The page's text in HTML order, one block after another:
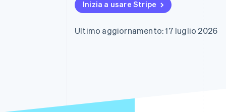
Financial Connections
Conti finanziari collegati
Inizia a usare Stripe
Ultimo aggiornamento: 17 luglio 2026